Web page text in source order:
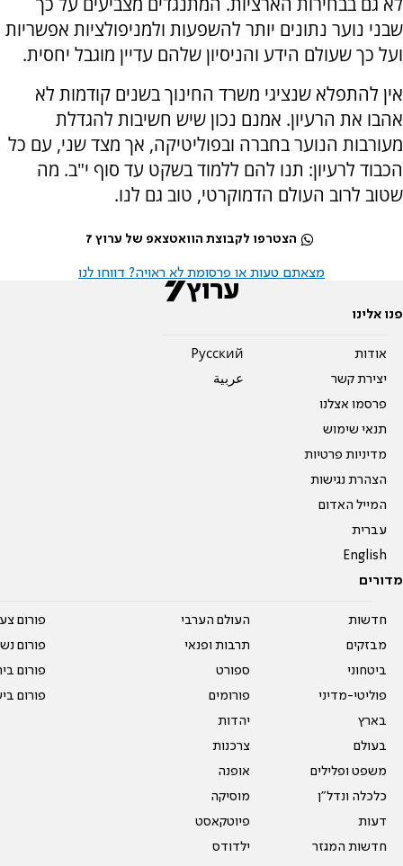
שבני נוער נתונים יותר להשפעות ולמניפולציות אפשריות
ועל כך שעולם הידע והניסיון שלהם עדיין מוגבל יחסית.
אין להתפלא שנציגי משרד החינוך בשנים קודמות לא
אהבו את הרעיון. אמנם נכון שיש חשיבות להגדלת
מעורבות הנוער בחברה ובפוליטיקה, אך מצד שני, עם כל
הכבוד לרעיון: תנו להם ללמוד בשקט עד סוף י"ב. מה
שטוב לרוב העולם הדמוקרטי, טוב גם לנו.
הצטרפו לקבוצת הוואטצאפ של ערוץ 7
מצאתם טעות או פרסומת לא ראויה? דווחו לנו
פנו אלינו
אודות
יצירת קשר
פרסמו אצלנו
תנאי שימוש
מדיניות פרטיות
הצהרת נגישות
המייל האדום
עברית
English
Pусский
عربية
מדורים
חדשות
מבזקים
ביטחוני
פוליטי-מדיני
בארץ
בעולם
משפט ופלילים
כלכלה ונדל"ן
דעות
חדשות המגזר
העולם הערבי
תרבות ופנאי
ספורט
פורומים
יהדות
צרכנות
אופנה
מוסיקה
פיוטקאסט
ילדודס
פורום
פורום
פורום
פורום